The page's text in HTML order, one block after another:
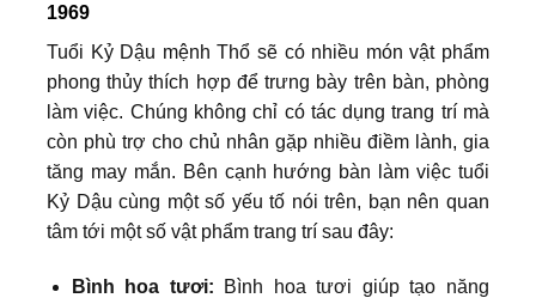
1969
Tuổi Kỷ Dậu mệnh Thổ sẽ có nhiều món vật phẩm
phong thủy thích hợp để trưng bày trên bàn, phòng
làm việc. Chúng không chỉ có tác dụng trang trí mà
còn phù trợ cho chủ nhân gặp nhiều điềm lành, gia
tăng may mắn. Bên cạnh hướng bàn làm việc tuổi
Kỷ Dậu cùng một số yếu tố nói trên, bạn nên quan
tâm tới một số vật phẩm trang trí sau đây:
Bình hoa tươi: Bình hoa tươi giúp tạo năng